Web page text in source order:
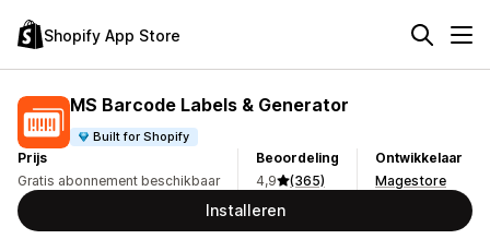
Shopify App Store
MS Barcode Labels & Generator
Built for Shopify
Prijs
Gratis abonnement beschikbaar
Beoordeling
4,9
(365)
Ontwikkelaar
Magestore
Installeren